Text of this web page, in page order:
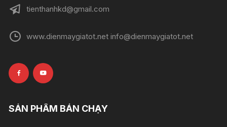
tienthanhkd@gmail.com
www.dienmaygiatot.net info@dienmaygiatot.net
SẢN PHẨM BÁN CHẠY